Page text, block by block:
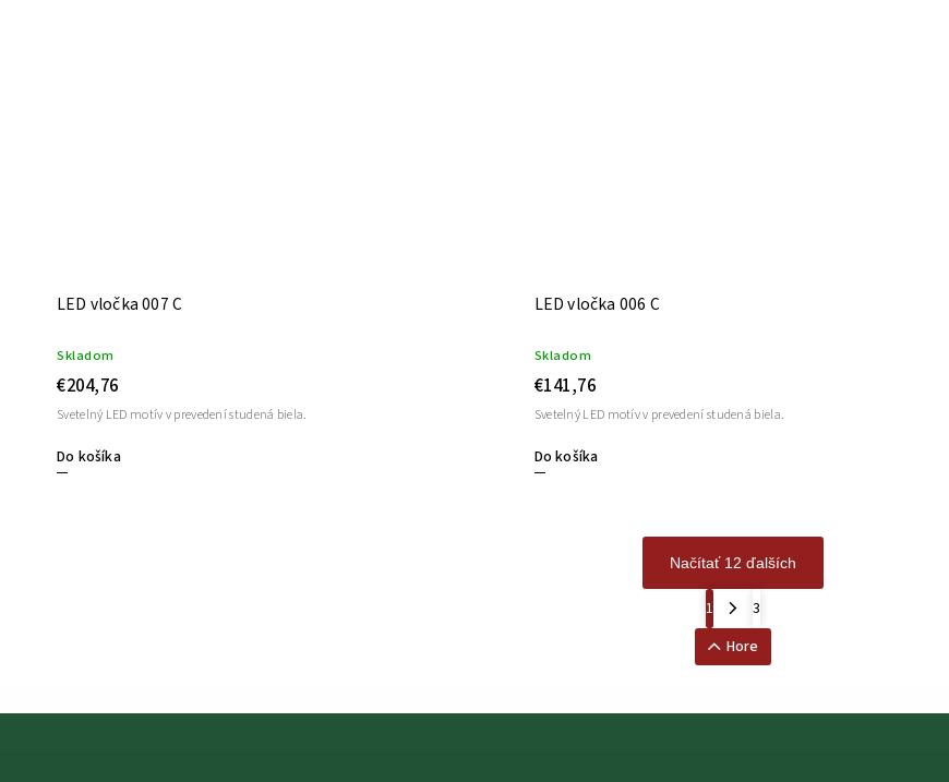
LED vločka 007 C
Skladom
€204,76
Do košíka
Svetelný LED motív v prevedení studená biela.
LED vločka 006 C
Skladom
€141,76
Do košíka
Svetelný LED motív v prevedení studená biela.
Načítať 12 ďalších
1
3
Hore